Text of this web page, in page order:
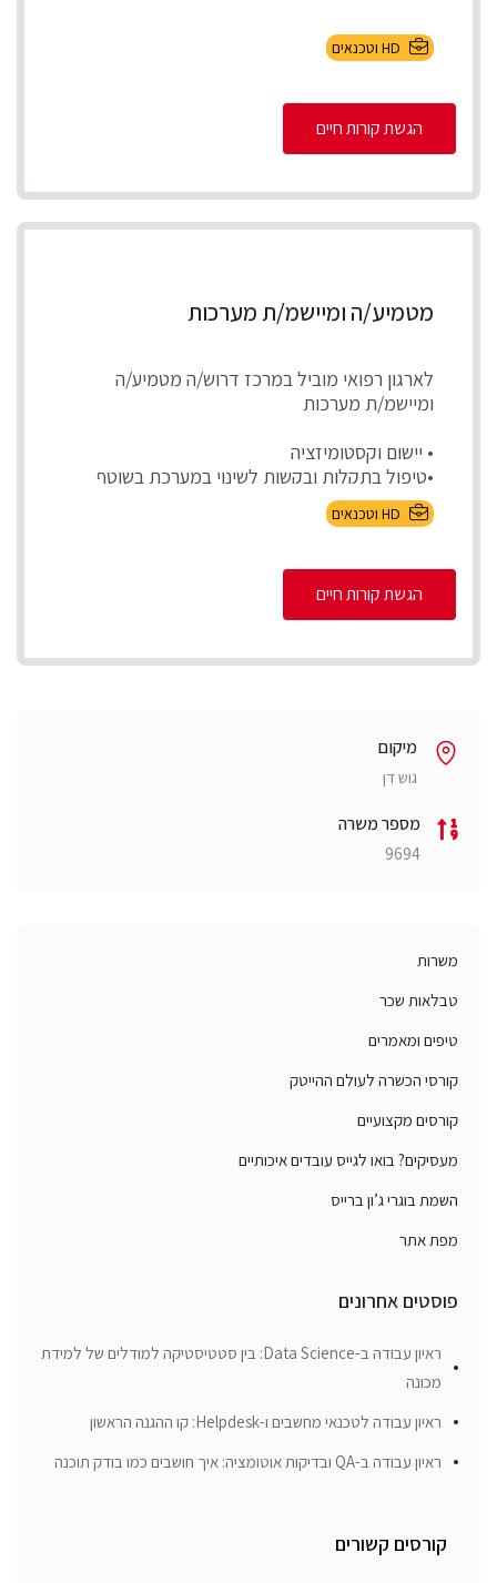
HD וטכנאים
הגשת קורות חיים
מטמיע/ה ומיישמ/ת מערכות
לארגון רפואי מוביל במרכז דרוש/ה מטמיע/ה
ומיישמ/ת מערכות
• יישום וקסטומיזציה
•טיפול בתקלות ובקשות לשינוי במערכת בשוטף
•בדיקות קבלה לפיתוח...
HD וטכנאים
הגשת קורות חיים
מיקום
גוש דן
מספר משרה
9694
משרות
טבלאות שכר
טיפים ומאמרים
קורסי הכשרה לעולם ההייטק
קורסים מקצועיים
מעסיקים? בואו לגייס עובדים איכותיים
השמת בוגרי ג’ון ברייס
מפת אתר
פוסטים אחרונים
ראיון עבודה ב-Data Science: בין סטטיסטיקה למודלים של למידת
מכונה
ראיון עבודה לטכנאי מחשבים ו-Helpdesk: קו ההגנה הראשון
ראיון עבודה ב-QA ובדיקות אוטומציה: איך חושבים כמו בודק תוכנה
קורסים קשורים